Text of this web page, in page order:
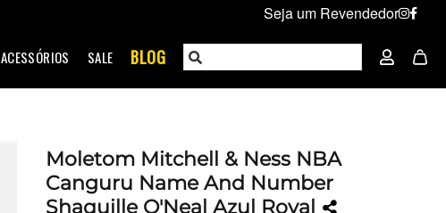
Seja um Revendedor
ACESSÓRIOS SALE BLOG
Moletom Mitchell & Ness NBA
Canguru Name And Number
Shaquille O'Neal Azul Royal